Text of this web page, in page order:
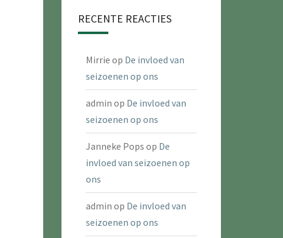
RECENTE REACTIES
Mirrie op De invloed van
seizoenen op ons
admin op De invloed van
seizoenen op ons
Janneke Pops op De
invloed van seizoenen op
ons
admin op De invloed van
seizoenen op ons